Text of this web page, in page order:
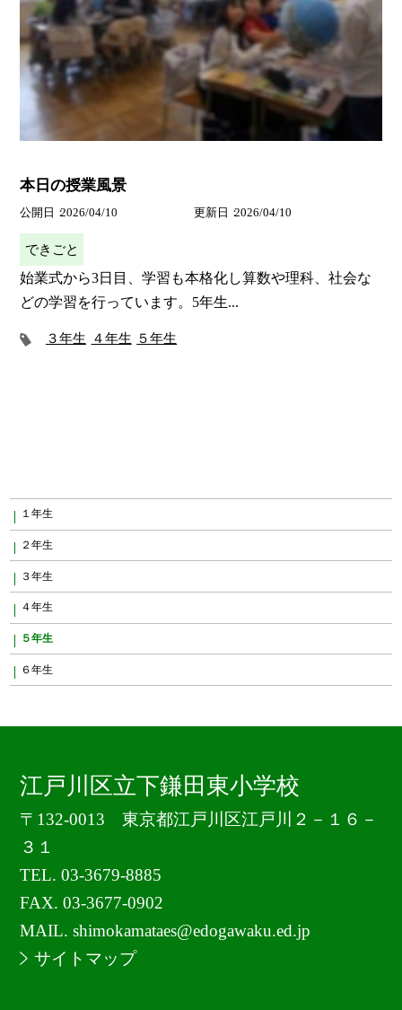
本日の授業風景
公開日 2026/04/10 更新日 2026/04/10
できごと
始業式から3日目、学習も本格化し算数や理科、社会な
どの学習を行っています。5年生...
３年生 ４年生 ５年生
１年生
２年生
３年生
４年生
５年生
６年生
江戸川区立下鎌田東小学校
〒132-0013 東京都江戸川区江戸川２－１６－
３１
TEL.03-3679-8885
FAX. 03-3677-0902
MAIL. shimokamataes@edogawaku.ed.jp
サイトマップ